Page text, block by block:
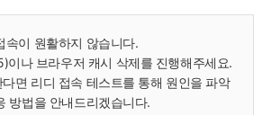
속이 원활하지 않습니다.
이나 브라우저 캐시 삭제를 진행해주세요.
면 리디 접속 테스트를 통해 원인을 파악
방법을 안내드리겠습니다.